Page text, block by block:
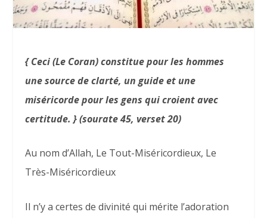
{ Ceci (Le Coran) constitue pour les hommes
une source de clarté, un guide et une
miséricorde pour les gens qui croient avec
certitude. } (sourate 45, verset 20)
Au nom d’Allah, Le Tout-Miséricordieux, Le
Très-Miséricordieux
Il n’y a certes de divinité qui mérite l’adoration